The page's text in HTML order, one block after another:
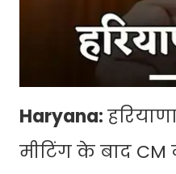
Haryana:
मीटिंग के बाद